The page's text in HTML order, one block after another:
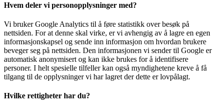
Hvem deler vi personopplysninger med?
Vi bruker Google Analytics til å føre statistikk over besøk på
nettsiden. For at denne skal virke, er vi avhengig av å lagre en egen
informasjonskapsel og sende inn informasjon om hvordan brukere
beveger seg på nettsiden. Den informasjonen vi sender til Google er
automatisk anonymisert og kan ikke brukes for å identifisere
personer. I helt spesielle tilfeller kan også myndighetene kreve å få
tilgang til de opplysninger vi har lagret der dette er lovpålagt.
Hvilke rettigheter har du?